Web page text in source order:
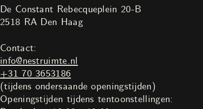
De Constant Rebecqueplein 20-B
2518 RA Den Haag
Contact:
info@nestruimte.nl
+31 70 3653186
(tijdens ondersaande openingstijden)
Openingstijden tijdens tentoonstellingen: